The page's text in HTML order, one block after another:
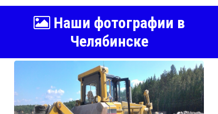
Наши фотографии в
Челябинске